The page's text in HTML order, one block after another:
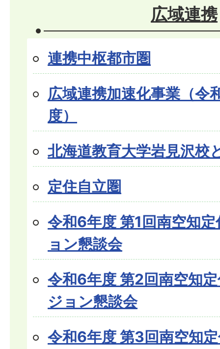
広域連携
連携中枢都市圏
広域連携加速化事業（令
度）
北海道教育大学岩見沢校
定住自立圏
令和6年度 第1回南空知
ョン懇談会
令和6年度 第2回南空知
ジョン懇談会
令和6年度 第3回南空知